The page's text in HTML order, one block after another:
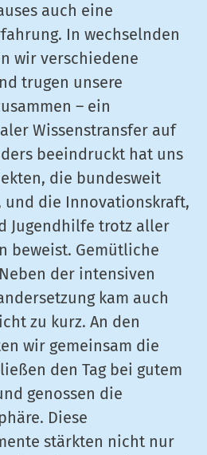
auch eine
In wechselnden
wir verschiedene
trugen unsere
– ein
Wissenstransfer auf
beeindruckt hat uns
die bundesweit
und die Innovationskraft,
Jugendhilfe trotz aller
beweist. Gemütliche
der intensiven
kam auch
zu kurz. An den
wir gemeinsam die
den Tag bei gutem
genossen die
Diese
stärkten nicht nur